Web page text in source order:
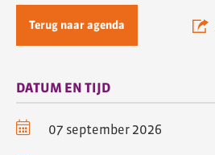
Terug naar agenda
DATUM EN TIJD
07 september 2026